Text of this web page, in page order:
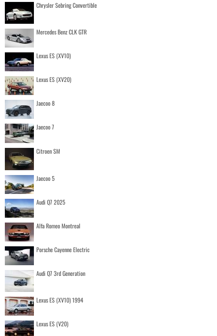
Chrysler Sebring Convertible
Mercedes Benz CLK GTR
Lexus ES (XV10)
Lexus ES (XV20)
Jaecoo 8
Jaecoo 7
Citroen SM
Jaecoo 5
Audi Q7 2025
Alfa Romeo Montreal
Porsche Cayenne Electric
Audi Q7 3rd Generation
Lexus ES (XV10) 1994
Lexus ES (V20)